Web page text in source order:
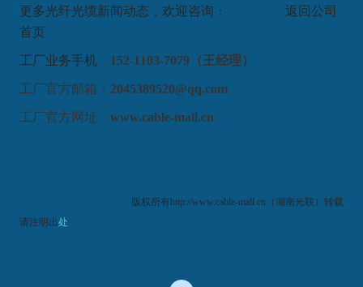
更多光纤光缆新闻动态 ，欢迎咨询： 返回公司
首页
工厂业务手机： 152-1103-7079（王经理）
工厂官方邮箱： 2045389520@qq.com
工厂官方网址： www.cable-mall.cn
版权所有http://www.cable-mall.cn（湖南光联 ）转载
请注明出处